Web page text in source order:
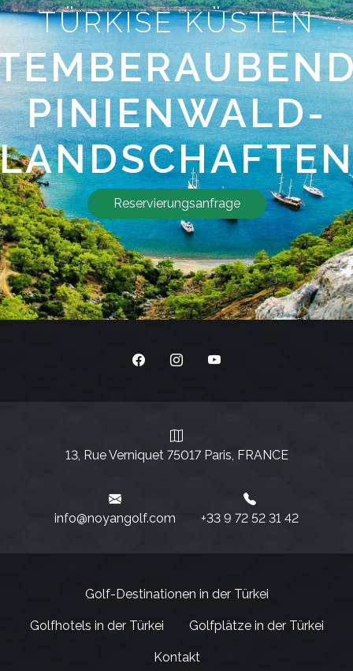
TÜRKISE KÜSTEN
PINIENWALD-
Reservierungsanfrage
13, Rue Verniquet 75017 Paris, FRANCE
info@noyangolf.com +33 9 72 52 31 42‬
Golf-Destinationen in der Türkei
Golfhotels in der Türkei Golfplätze in der Türkei
Kontakt